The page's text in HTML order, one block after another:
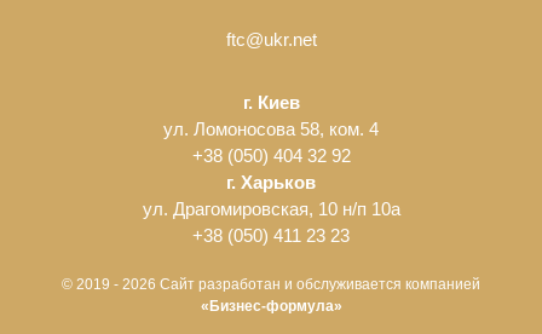
ftc@ukr.net
г. Киев
ул. Ломоносова 58, ком. 4
+38 (050) 404 32 92
г. Харьков
ул. Драгомировская, 10 н/п 10а
+38 (050) 411 23 23
© 2019 - 2026 Сайт разработан и обслуживается компанией
«Бизнес-формула»